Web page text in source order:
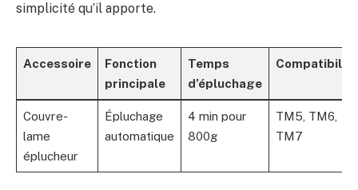
simplicité qu’il apporte.
Accessoire
Fonction
principale
Temps
d’épluchage
Compatibilité
Couvre-
lame
éplucheur
Épluchage
automatique
4 min pour
800g
TM5, TM6,
TM7